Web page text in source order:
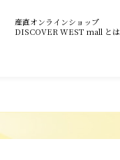
産直オンラインショップ
DISCOVER WEST mall とは